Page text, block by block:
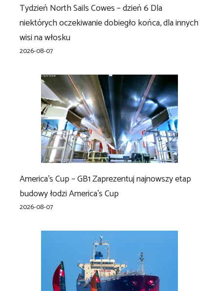
Tydzień North Sails Cowes – dzień 6 Dla
niektórych oczekiwanie dobiegło końca, dla innych
wisi na włosku
2026-08-07
America’s Cup – GB1 Zaprezentuj najnowszy etap
budowy łodzi America’s Cup
2026-08-07